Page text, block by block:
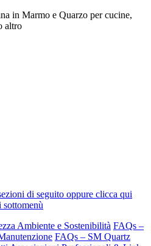
in Marmo e Quarzo per cucine,
altro
di seguito oppure clicca qui
sottomenù
Ambiente e Sostenibilità FAQs –
FAQs – SM Quartz